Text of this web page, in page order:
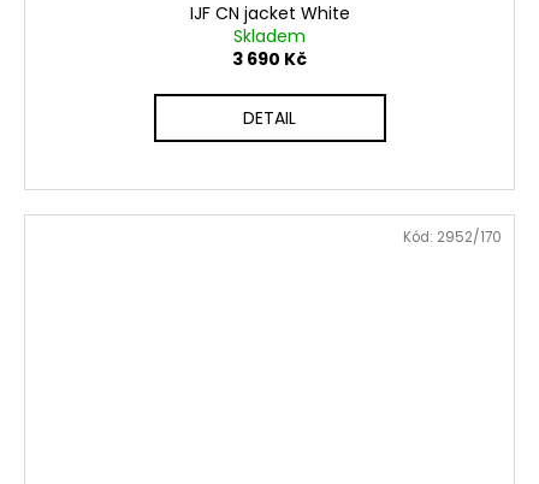
IJF CN jacket White
Skladem
3 690 Kč
DETAIL
Kód: 2952/170